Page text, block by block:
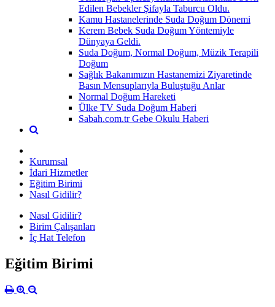
Edilen Bebekler Şifayla Taburcu Oldu.
Kamu Hastanelerinde Suda Doğum Dönemi
Kerem Bebek Suda Doğum Yöntemiyle
Dünyaya Geldi.
Suda Doğum, Normal Doğum, Müzik Terapili
Doğum
Sağlık Bakanımızın Hastanemizi Ziyaretinde
Basın Mensuplarıyla Buluştuğu Anlar
Normal Doğum Hareketi
Ülke TV Suda Doğum Haberi
Sabah.com.tr Gebe Okulu Haberi
Kurumsal
İdari Hizmetler
Eğitim Birimi
Nasıl Gidilir?
Nasıl Gidilir?
Birim Çalışanları
İç Hat Telefon
Eğitim Birimi